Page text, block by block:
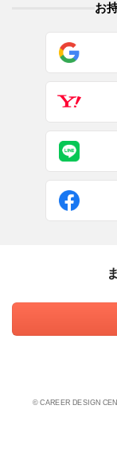
お
© CAREER DESIGN